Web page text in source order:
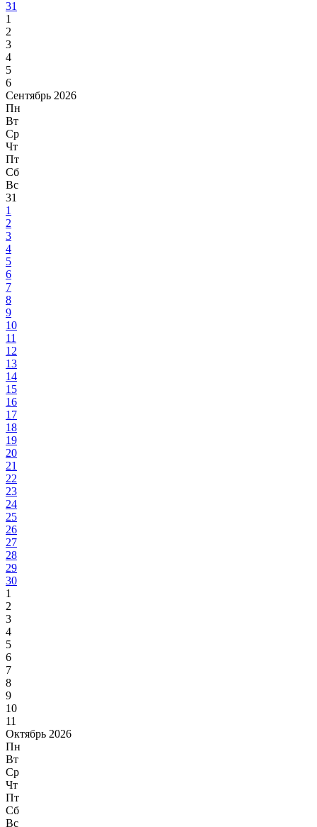
31
1
2
3
4
5
6
Сентябрь 2026
Пн
Вт
Ср
Чт
Пт
Сб
Вс
31
1
2
3
4
5
6
7
8
9
10
11
12
13
14
15
16
17
18
19
20
21
22
23
24
25
26
27
28
29
30
1
2
3
4
5
6
7
8
9
10
11
Октябрь 2026
Пн
Вт
Ср
Чт
Пт
Сб
Вс